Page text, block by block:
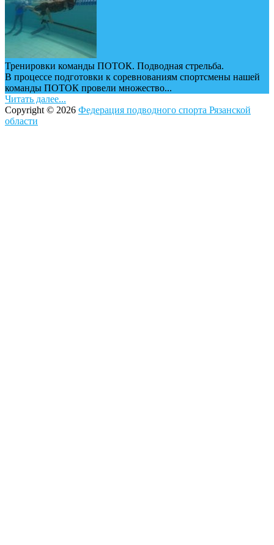
Тренировки команды ПОТОК. Подводная стрельба.
В процессе подготовки к соревнованиям спортсмены нашей
команды ПОТОК провели множество...
Читать далее...
Copyright © 2026 Федерация подводного спорта Рязанской
области